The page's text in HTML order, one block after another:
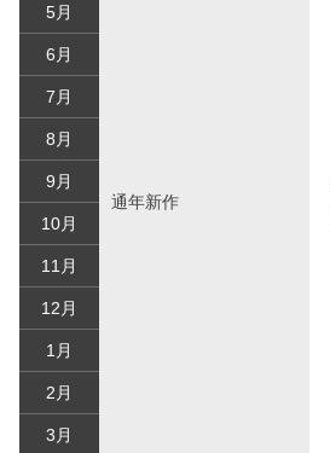
通年新作
5月
6月
7月
8月
9月
10月
11月
12月
1月
2月
3月